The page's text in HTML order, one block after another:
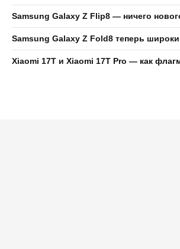
Samsung Galaxy Z Flip8 — ничего
Samsung Galaxy Z Fold8 теперь
Xiaomi 17T и Xiaomi 17T Pro — как